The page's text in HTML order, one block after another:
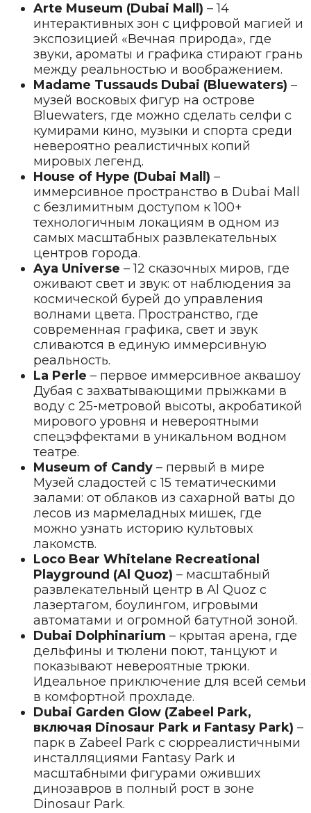
Arte Museum (Dubai Mall) – 14
интерактивных зон с цифровой магией и
экспозицией «Вечная природа», где
звуки, ароматы и графика стирают грань
между реальностью и воображением.
Madame Tussauds Dubai (Bluewaters) –
музей восковых фигур на острове
Bluewaters, где можно сделать селфи с
кумирами кино, музыки и спорта среди
невероятно реалистичных копий
мировых легенд.
House of Hype (Dubai Mall) –
иммерсивное пространство в Dubai Mall
с безлимитным доступом к 100+
технологичным локациям в одном из
самых масштабных развлекательных
центров города.
Aya Universe – 12 сказочных миров, где
оживают свет и звук: от наблюдения за
космической бурей до управления
волнами цвета. Пространство, где
современная графика, свет и звук
сливаются в единую иммерсивную
реальность.
La Perle – первое иммерсивное аквашоу
Дубая с захватывающими прыжками в
воду с 25-метровой высоты, акробатикой
мирового уровня и невероятными
спецэффектами в уникальном водном
театре.
Museum of Candy– первый в мире
Музей сладостей с 15 тематическими
залами: от облаков из сахарной ваты до
лесов из мармеладных мишек, где
можно узнать историю культовых
лакомств.
Loco Bear Whitelane Recreational
Playground (Al Quoz) – масштабный
развлекательный центр в Al Quoz с
лазертагом, боулингом, игровыми
автоматами и огромной батутной зоной.
Dubai Dolphinarium – крытая арена, где
дельфины и тюлени поют, танцуют и
показывают невероятные трюки.
Идеальное приключение для всей семьи
в комфортной прохладе.
Dubai Garden Glow (Zabeel Park,
включая Dinosaur Park и Fantasy Park) –
парк в Zabeel Park с сюрреалистичными
инсталляциями Fantasy Park и
масштабными фигурами оживших
динозавров в полный рост в зоне
Dinosaur Park.